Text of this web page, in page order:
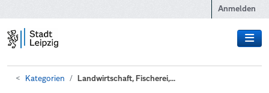
Anmelden
Kategorien Landwirtschaft, Fischerei,...